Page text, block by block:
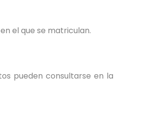
el que se matriculan.
pueden consultarse en la